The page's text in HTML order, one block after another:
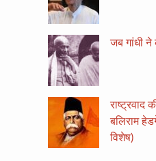
जब गांधी ने
राष्ट्रवाद
बलिराम
विशेष)